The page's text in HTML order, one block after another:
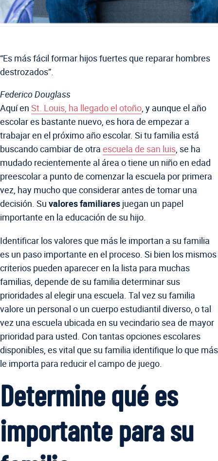
“Es más fácil formar hijos fuertes que reparar hombres
destrozados”.
Federico Douglass
Aquí en St. Louis, ha llegado el otoño, y aunque el año
escolar es bastante nuevo, es hora de empezar a
trabajar en el próximo año escolar. Si tu familia está
buscando cambiar de otra escuela de san luis, se ha
mudado recientemente al área o tiene un niño en edad
preescolar a punto de comenzar la escuela por primera
vez, hay mucho que considerar antes de tomar una
decisión. Su valores familiares juegan un papel
importante en la educación de su hijo.
Identificar los valores que más le importan a su familia
es un paso importante en el proceso. Si bien los mismos
criterios pueden aparecer en la lista para muchas
familias, depende de su familia determinar sus
prioridades al elegir una escuela. Tal vez su familia
valore un personal o un cuerpo estudiantil diverso, o tal
vez una escuela ubicada en su vecindario sea de mayor
prioridad para usted. Con tantas opciones escolares
disponibles, es vital que su familia identifique lo que más
le importa para reducir el campo de juego.
Determine qué es
importante para su